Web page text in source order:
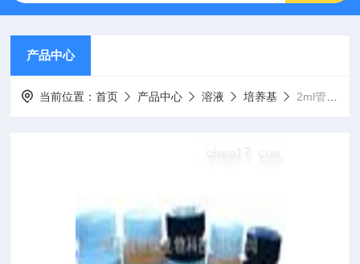
产品中心
当前位置：首页 产品中心 溶液 培养基 2ml管或T25瓶Hela细胞;海拉细胞;人子宫颈癌细胞